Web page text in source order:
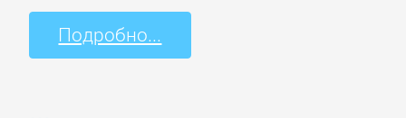
Подробно...
Зарубежная